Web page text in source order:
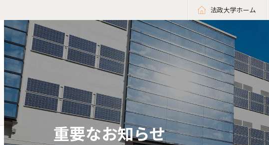
法政大学ホーム
重要なお知らせ